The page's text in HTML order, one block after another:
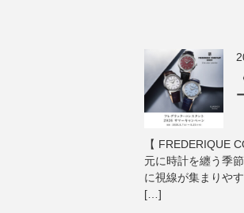
【 FREDERIQUE
元に時計を纏う季
に視線が集まりや
[…]